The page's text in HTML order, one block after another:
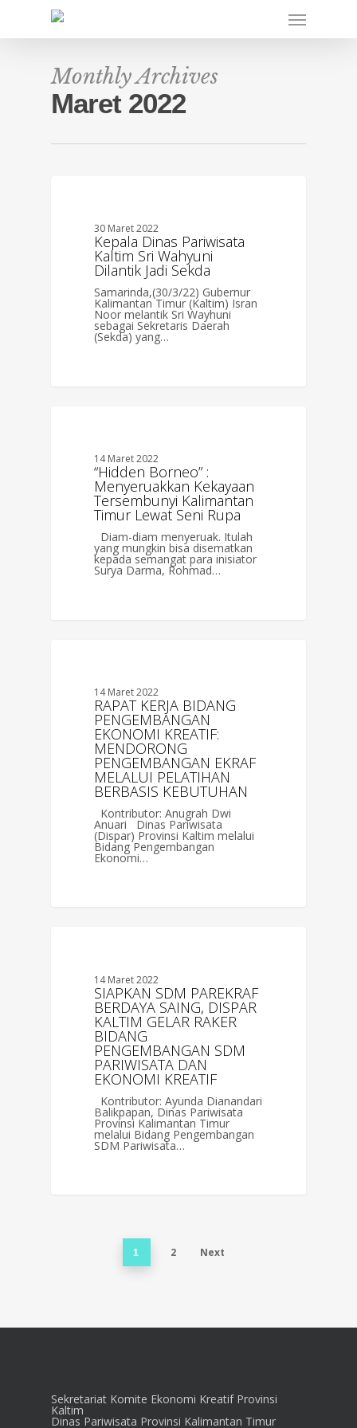
content
Menu
Monthly Archives
Maret 2022
30 Maret 2022
Kepala Dinas Pariwisata
Kaltim Sri Wahyuni
Dilantik Jadi Sekda
Samarinda,(30/3/22) Gubernur
Kalimantan Timur (Kaltim) Isran
Noor melantik Sri Wayhuni
sebagai Sekretaris Daerah
(Sekda) yang…
14 Maret 2022
“Hidden Borneo” :
Menyeruakkan Kekayaan
Tersembunyi Kalimantan
Timur Lewat Seni Rupa
Diam-diam menyeruak. Itulah
yang mungkin bisa disematkan
kepada semangat para inisiator
Surya Darma, Rohmad…
14 Maret 2022
RAPAT KERJA BIDANG
PENGEMBANGAN
EKONOMI KREATIF:
MENDORONG
PENGEMBANGAN EKRAF
MELALUI PELATIHAN
BERBASIS KEBUTUHAN
Kontributor: Anugrah Dwi
Anuari Dinas Pariwisata
(Dispar) Provinsi Kaltim melalui
Bidang Pengembangan
Ekonomi…
14 Maret 2022
SIAPKAN SDM PAREKRAF
BERDAYA SAING, DISPAR
KALTIM GELAR RAKER
BIDANG
PENGEMBANGAN SDM
PARIWISATA DAN
EKONOMI KREATIF
Kontributor: Ayunda Dianandari
Balikpapan, Dinas Pariwisata
Provinsi Kalimantan Timur
melalui Bidang Pengembangan
SDM Pariwisata…
1 2 Next
Sekretariat Komite Ekonomi Kreatif Provinsi
Kaltim
Dinas Pariwisata Provinsi Kalimantan Timur